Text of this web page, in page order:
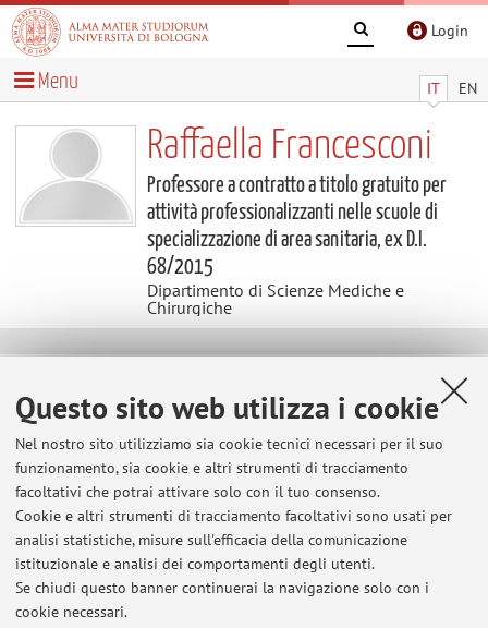
Questo sito web utilizza i cookie
Nel nostro sito utilizziamo sia cookie tecnici necessari per il suo
funzionamento, sia cookie e altri strumenti di tracciamento
facoltativi che potrai attivare solo con il tuo consenso.
Cookie e altri strumenti di tracciamento facoltativi sono usati per
analisi statistiche, misure sull'efficacia della comunicazione
istituzionale e analisi dei comportamenti degli utenti.
Se chiudi questo banner continuerai la navigazione solo con i
cookie necessari.
Login
IT EN
Menu
Raffaella Francesconi
Professore a contratto a titolo gratuito per
attività professionalizzanti nelle scuole di
specializzazione di area sanitaria, ex D.I.
68/2015
Dipartimento di Scienze Mediche e
Chirurgiche
E-mail:
raffaell.francesconi@unibo.it
Tel:
+39 0547 352863
Dipartimento di Scienze Mediche e Chirurgiche
Via Massarenti 9, Bologna -
Vai alla mappa